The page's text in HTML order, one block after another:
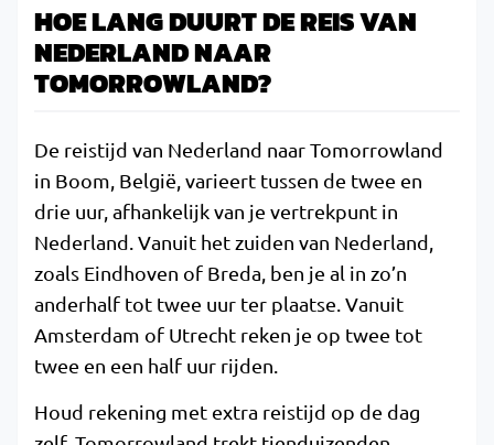
HOE LANG DUURT DE REIS VAN
NEDERLAND NAAR
TOMORROWLAND?
De reistijd van Nederland naar Tomorrowland
in Boom, België, varieert tussen de twee en
drie uur, afhankelijk van je vertrekpunt in
Nederland. Vanuit het zuiden van Nederland,
zoals Eindhoven of Breda, ben je al in zo’n
anderhalf tot twee uur ter plaatse. Vanuit
Amsterdam of Utrecht reken je op twee tot
twee en een half uur rijden.
Houd rekening met extra reistijd op de dag